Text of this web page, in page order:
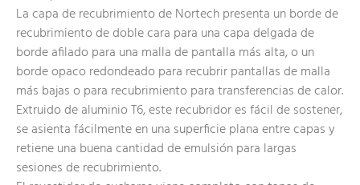
La capa de recubrimiento de Nortech presenta un borde de
recubrimiento de doble cara para una capa delgada de
borde afilado para una malla de pantalla más alta, o un
borde opaco redondeado para recubrir pantallas de malla
más bajas o para recubrimiento para transferencias de calor.
Extruido de aluminio T6, este recubridor es fácil de sostener,
se asienta fácilmente en una superficie plana entre capas y
retiene una buena cantidad de emulsión para largas
sesiones de recubrimiento.